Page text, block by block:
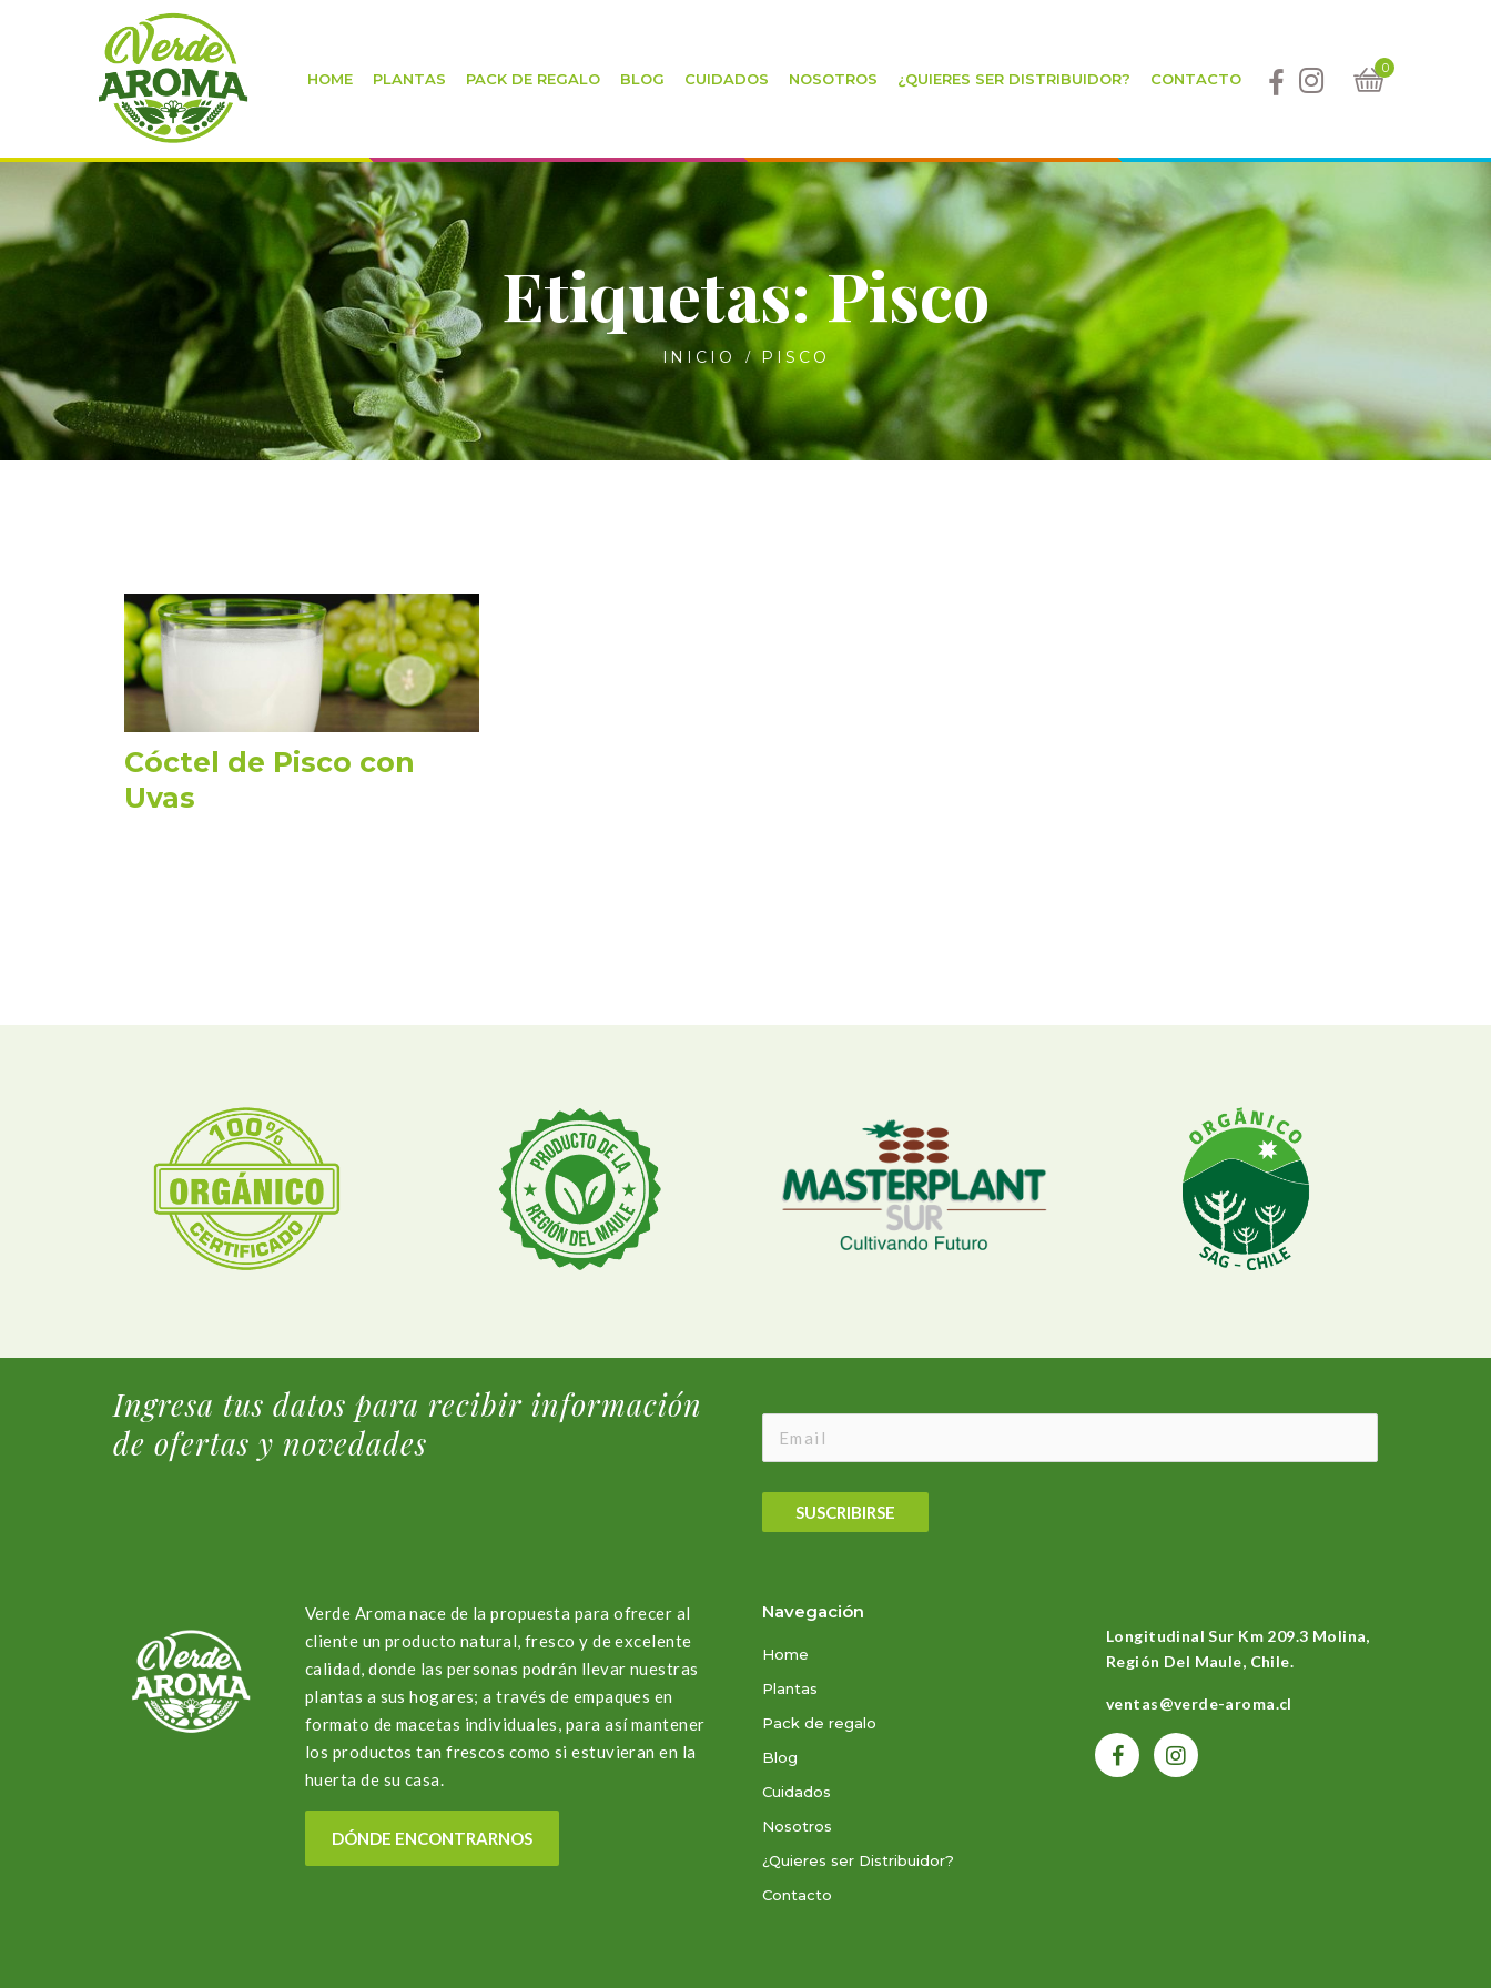
HOME PLANTAS PACK DE REGALO BLOG CUIDADOS NOSOTROS ¿QUIERES SER DISTRIBUIDOR? CONTACTO
0
Etiquetas: Pisco
INICIO PISCO
Cóctel de Pisco con
Uvas
Ingresa tus datos para recibir información
de ofertas y novedades
SUSCRIBIRSE
Verde Aroma nace de la propuesta para ofrecer al
cliente un producto natural, fresco y de excelente
calidad, donde las personas podrán llevar nuestras
plantas a sus hogares; a través de empaques en
formato de macetas individuales, para así mantener
los productos tan frescos como si estuvieran en la
huerta de su casa.
DÓNDE ENCONTRARNOS
Navegación
Home
Plantas
Pack de regalo
Blog
Cuidados
Nosotros
¿Quieres ser Distribuidor?
Contacto
Longitudinal Sur Km 209.3 Molina,
Región Del Maule, Chile.
ventas@verde-aroma.cl